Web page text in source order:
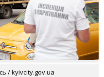
/ kyivcity.gov.ua